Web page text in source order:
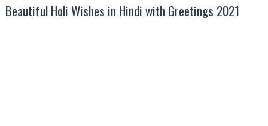
Beautiful Holi Wishes in Hindi with Greetings 2021